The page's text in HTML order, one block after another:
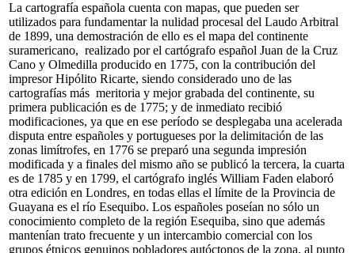
La cartografía española cuenta con mapas, que pueden ser
utilizados para fundamentar la nulidad procesal del Laudo Arbitral
de 1899, una demostración de ello es el mapa del continente
suramericano, realizado por el cartógrafo español Juan de la Cruz
Cano y Olmedilla producido en 1775, con la contribución del
impresor Hipólito Ricarte, siendo considerado uno de las
cartografías más meritoria y mejor grabada del continente, su
primera publicación es de 1775; y de inmediato recibió
modificaciones, ya que en ese período se desplegaba una acelerada
disputa entre españoles y portugueses por la delimitación de las
zonas limítrofes, en 1776 se preparó una segunda impresión
modificada y a finales del mismo año se publicó la tercera, la cuarta
es de 1785 y en 1799, el cartógrafo inglés William Faden elaboró
otra edición en Londres, en todas ellas el límite de la Provincia de
Guayana es el río Esequibo. Los españoles poseían no sólo un
conocimiento completo de la región Esequiba, sino que además
mantenían trato frecuente y un intercambio comercial con los
grupos étnicos genuinos pobladores autóctonos de la zona, al punto